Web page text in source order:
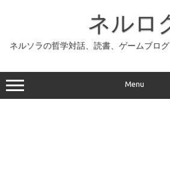
ッ
プ
ネルロ
ネルソラの哲学対話、読書、ゲームブログ
Menu